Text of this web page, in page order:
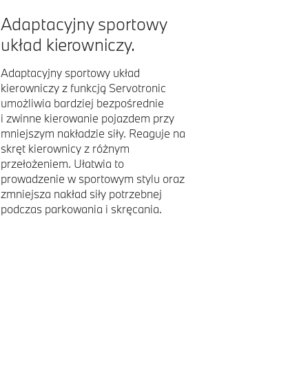
Adaptacyjny sportowy
układ kierowniczy.
Adaptacyjny sportowy układ
kierowniczy z funkcją Servotronic
umożliwia bardziej bezpośrednie
i zwinne kierowanie pojazdem przy
mniejszym nakładzie siły. Reaguje na
skręt kierownicy z różnym
przełożeniem. Ułatwia to
prowadzenie w sportowym stylu oraz
zmniejsza nakład siły potrzebnej
podczas parkowania i skręcania.